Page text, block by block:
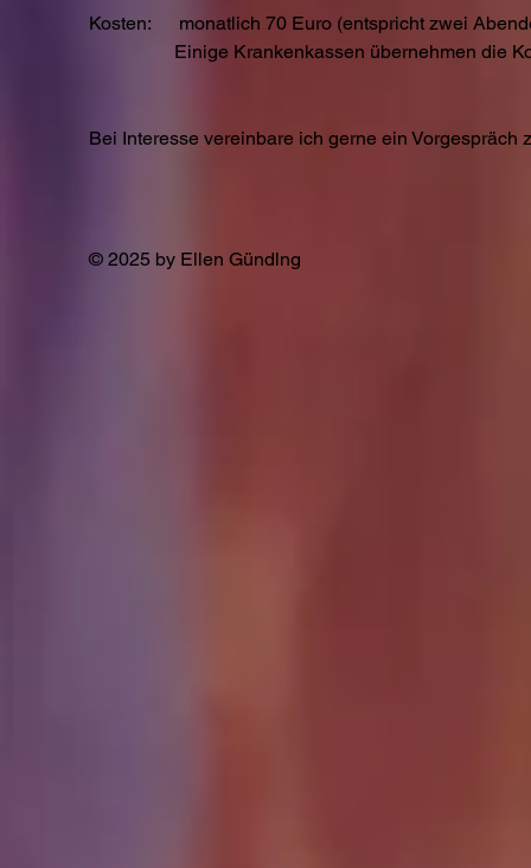
Kosten: monatlich 70 Euro (entspricht zwei
Einige Krankenkassen übernehmen die
Bei Interesse vereinbare ich gerne ein
© 2025 by Ellen Gündlng